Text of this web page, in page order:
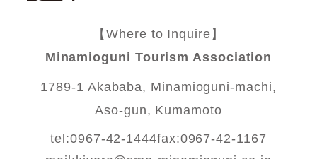
【Where to Inquire】
Minamioguni Tourism Association
1789-1 Akababa, Minamioguni-machi,
Aso-gun, Kumamoto
tel:0967-42-1444fax:0967-42-1167